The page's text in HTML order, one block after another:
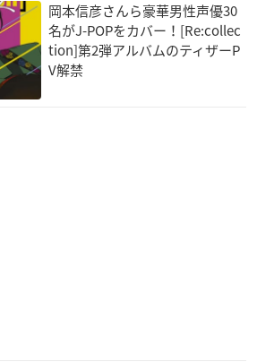
岡本信彦さんら豪華男性声優30
名がJ-POPをカバー！[Re:collec
tion]第2弾アルバムのティザーP
V解禁